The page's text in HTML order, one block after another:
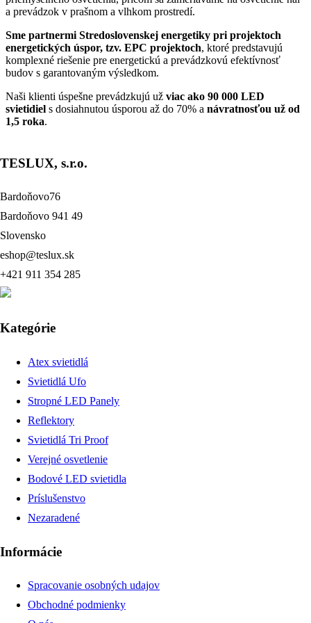
a prevádzok v prašnom a vlhkom prostredí.
Sme partnermi Stredoslovenskej energetiky pri projektoch
energetických úspor, tzv. EPC projektoch, ktoré predstavujú
komplexné riešenie pre energetickú a prevádzkovú efektívnosť
budov s garantovaným výsledkom.
Naši klienti úspešne prevádzkujú už viac ako 90 000 LED
svietidiel s dosiahnutou úsporou až do 70% a návratnosťou už od
1,5 roka.
TESLUX, s.r.o.
Bardoňovo76
Bardoňovo 941 49
Slovensko
eshop@teslux.sk
+421 911 354 285
Kategórie
Atex svietidlá
Svietidlá Ufo
Stropné LED Panely
Reflektory
Svietidlá Tri Proof
Verejné osvetlenie
Bodové LED svietidla
Príslušenstvo
Nezaradené
Informácie
Spracovanie osobných udajov
Obchodné podmienky
našich noviniek
id=1]